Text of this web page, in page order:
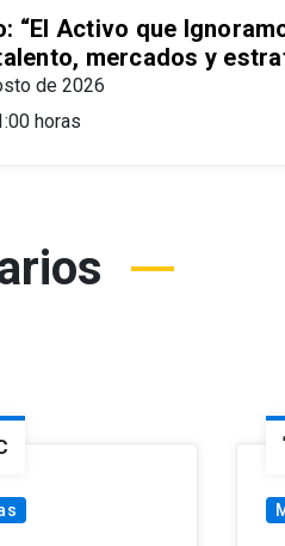
“El Activo que
mercados y
de 2026
horas